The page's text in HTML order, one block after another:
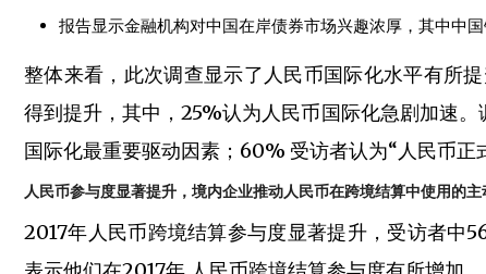
报告显示金融机构对中国在岸债券市场兴趣浓厚，其中中
整体来看，此次调查显示了人民币国际化水平有所
得到提升，其中，25%认为人民币国际化急剧加速
国际化最重要驱动因素；60% 受访者认为“人民币正
人民币参与度显著提升，境内企业推动人民币在跨境结算中使用的
2017年人民币跨境结算参与度显著提升，受访者